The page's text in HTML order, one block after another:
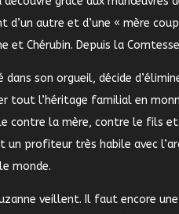
d’un autre et d’une « mère
et Chérubin. Depuis la
dans son orgueil, décide
tout l’héritage familial en
contre la mère, contre le fils
un profiteur très habile avec
monde.
veillent. Il faut encore